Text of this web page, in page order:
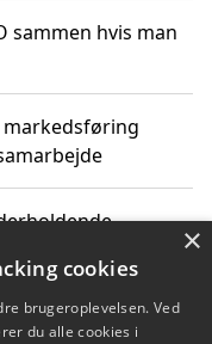
sammen hvis man
fremme
×
cookies
brugeroplevelsen. Ved
du alle cookies i